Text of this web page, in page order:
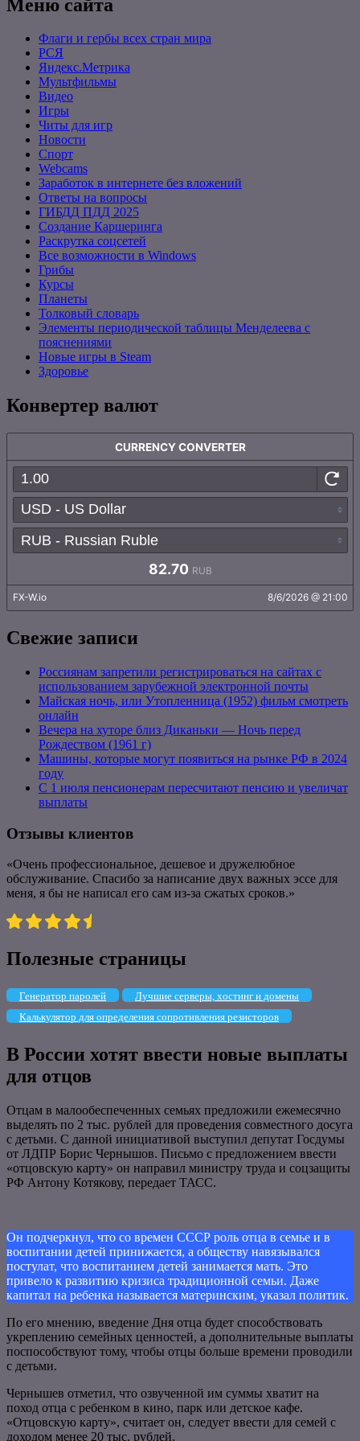
Меню сайта
Флаги и гербы всех стран мира
РСЯ
Яндекс.Метрика
Мультфильмы
Видео
Игры
Читы для игр
Новости
Спорт
Webcams
Заработок в интернете без вложений
Ответы на вопросы
ГИБДД ПДД 2025
Создание Каршеринга
Раскрутка соцсетей
Все возможности в Windows
Грибы
Курсы
Планеты
Толковый словарь
Элементы периодической таблицы Менделеева с
пояснениями
Новые игры в Steam
Здоровье
Конвертер валют
Свежие записи
Россиянам запретили регистрироваться на сайтах с
использованием зарубежной электронной почты
Майская ночь, или Утопленница (1952) фильм смотреть
онлайн
Вечера на хуторе близ Диканьки — Ночь перед
Рождеством (1961 г)
Машины, которые могут появиться на рынке РФ в 2024
году
С 1 июля пенсионерам пересчитают пенсию и увеличат
выплаты
Отзывы клиентов
«Очень профессиональное, дешевое и дружелюбное
обслуживание. Спасибо за написание двух важных эссе для
меня, я бы не написал его сам из-за сжатых сроков.»
Полезные страницы
Генератор паролей
Лучшие серверы, хостинг и домены
Калькулятор для определения сопротивления резисторов
В России хотят ввести новые выплаты
для отцов
Отцам в малообеспеченных семьях предложили ежемесячно
выделять по 2 тыс. рублей для проведения совместного досуга
с детьми. С данной инициативой выступил депутат Госдумы
от ЛДПР Борис Чернышов. Письмо с предложением ввести
«отцовскую карту» он направил министру труда и соцзащиты
РФ Антону Котякову, передает ТАСС.
Он подчеркнул, что со времен СССР роль отца в семье и в
воспитании детей принижается, а обществу навязывался
постулат, что воспитанием детей занимается мать. Это
привело к развитию кризиса традиционной семьи. Даже
капитал на ребенка называется материнским, указал политик.
По его мнению, введение Дня отца будет способствовать
укреплению семейных ценностей, а дополнительные выплаты
поспособствуют тому, чтобы отцы больше времени проводили
с детьми.
Чернышев отметил, что озвученной им суммы хватит на
поход отца с ребенком в кино, парк или детское кафе.
«Отцовскую карту», считает он, следует ввести для семей с
доходом менее 20 тыс. рублей.